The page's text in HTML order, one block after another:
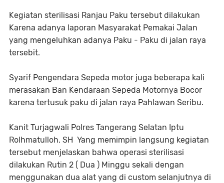
Kegiatan sterilisasi Ranjau Paku tersebut dilakukan
Karena adanya laporan Masyarakat Pemakai Jalan
yang mengeluhkan adanya Paku - Paku di jalan raya
tersebit.
Syarif Pengendara Sepeda motor juga beberapa kali
merasakan Ban Kendaraan Sepeda Motornya Bocor
karena tertusuk paku di jalan raya Pahlawan Seribu.
Kanit Turjagwali Polres Tangerang Selatan Iptu
Rolhmatulloh. SH Yang memimpin langsung kegiatan
tersebut menjelaskan bahwa operasi sterilisasi
dilakukan Rutin 2 ( Dua ) Minggu sekali dengan
menggunakan dua alat yang di custom selanjutnya di